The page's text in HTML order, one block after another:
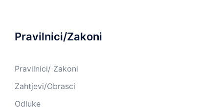
Pravilnici/Zakoni
Pravilnici/ Zakoni
Zahtjevi/Obrasci
Odluke